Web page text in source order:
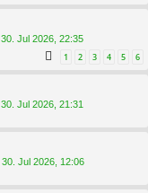
30. Jul 2026, 22:35
1 2 3 4 5 6
30. Jul 2026, 21:31
30. Jul 2026, 12:06